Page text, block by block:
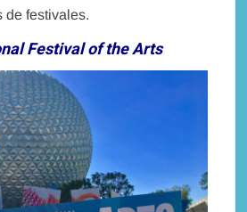
de festivales.
Festival of the Arts